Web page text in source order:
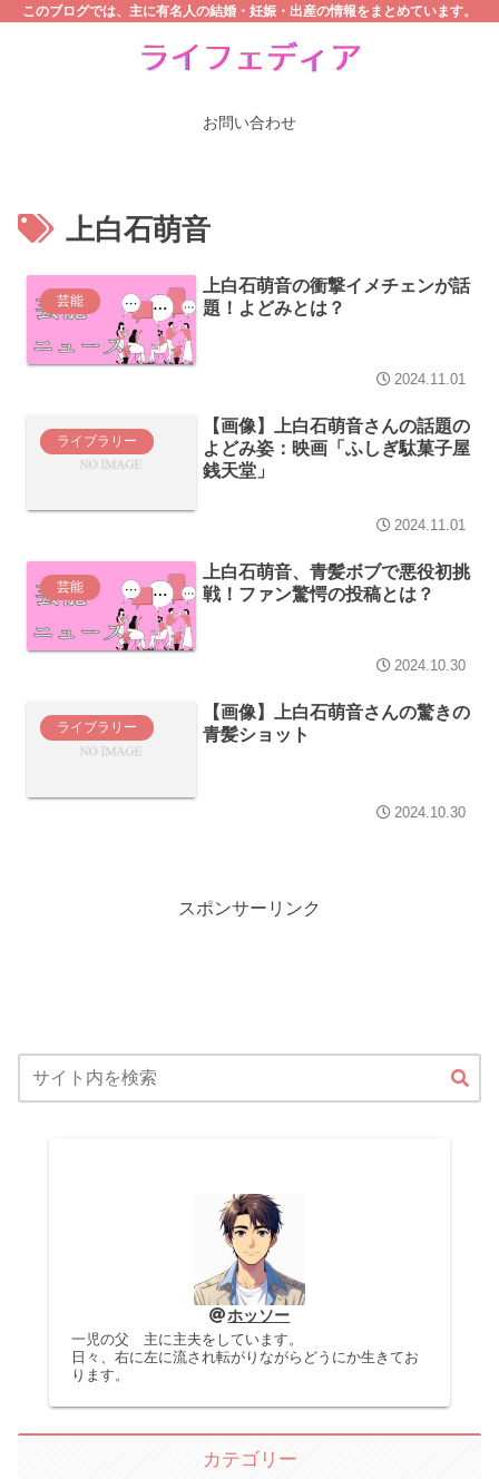
このブログでは、主に有名人の結婚・妊娠・出産の情報をまとめています。
お問い合わせ
上白石萌音
芸能
上白石萌音の衝撃イメチェンが話
題！よどみとは？
2024.11.01
ライブラリー
【画像】上白石萌音さんの話題の
よどみ姿：映画「ふしぎ駄菓子屋
銭天堂」
2024.11.01
芸能
上白石萌音、青髪ボブで悪役初挑
戦！ファン驚愕の投稿とは？
2024.10.30
ライブラリー
【画像】上白石萌音さんの驚きの
青髪ショット
2024.10.30
スポンサーリンク
ホッソー
一児の父 主に主夫をしています。
日々、右に左に流され転がりながらどうにか生きてお
ります。
カテゴリー